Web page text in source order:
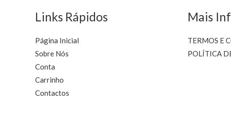
Links Rápidos
Página Inicial
Sobre Nós
Conta
Carrinho
Contactos
Mais
TERMOS E
POLÍTICA